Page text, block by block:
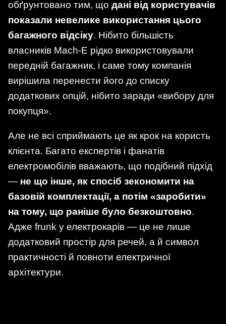
обґрунтовано тим, що дані від користувачів
показали невелике використання цього
багажного відсіку. Нібито більшість
власників Mach-E рідко використовували
передній багажник, і саме тому компанія
вирішила перенести його до списку
додаткових опцій, нібито заради «вибору для
покупця».
Але не всі сприймають це як крок на користь
клієнта. Багато експертів і фанатів
електромобілів вважають, що подібний підхід
— не що інше, як спосіб зекономити на
базовій комплектації, а потім «заробити»
на тому, що раніше було безкоштовно.
Адже frunk у електрокарів — це не лише
додатковий простір для речей, а й символ
практичності й повноти електричної
архітектури.